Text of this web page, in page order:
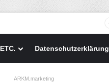
ETC. Datenschutzerklärung
ARKM.marketing